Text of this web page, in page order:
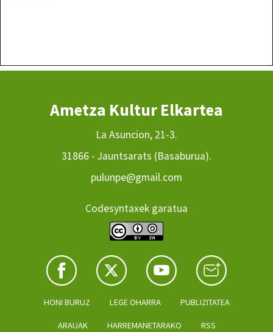
Ametza Kultur Elkartea
La Asuncion, 21-3.
31866 - Jauntsarats (Basaburua).
pulunpe@gmail.com
Codesyntaxek garatua
HONI BURUZ LEGE OHARRA PUBLIZITATEA
ARAUAK HARREMANETARAKO RSS